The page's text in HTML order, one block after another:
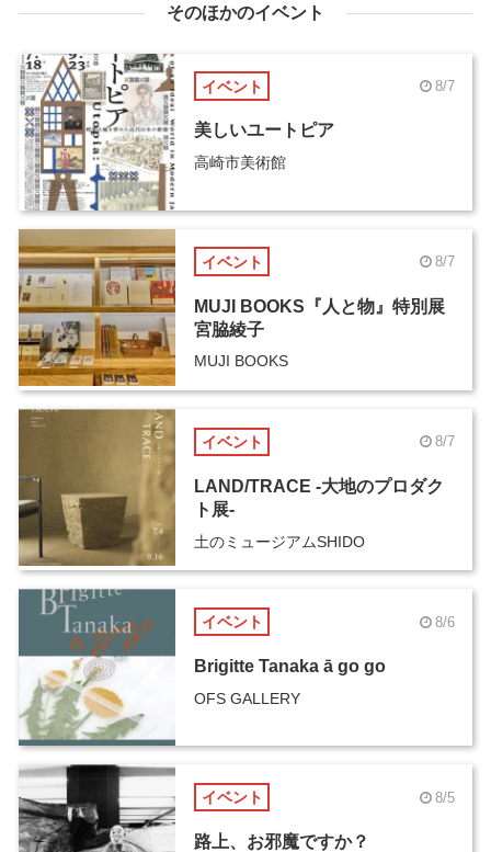
そのほかのイベント
イベント 8/7
美しいユートピア
高崎市美術館
イベント 8/7
MUJI BOOKS『人と物』特別展
宮脇綾子
MUJI BOOKS
イベント 8/7
LAND/TRACE -大地のプロダク
ト展-
土のミュージアムSHIDO
イベント 8/6
Brigitte Tanaka ā go go
OFS GALLERY
イベント 8/5
路上、お邪魔ですか？